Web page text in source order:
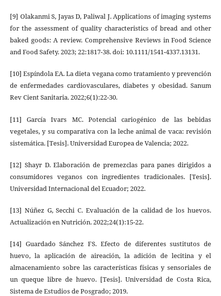
[9] Olakanmi S, Jayas D, Paliwal J. Applications of imaging systems
for the assessment of quality characteristics of bread and other
baked goods: A review. Comprehensive Reviews in Food Science
and Food Safety. 2023; 22:1817-38. doi: 10.1111/1541-4337.13131.
[10] Espíndola EA. La dieta vegana como tratamiento y prevención
de enfermedades cardiovasculares, diabetes y obesidad. Sanum
Rev Cient Sanitaria. 2022;6(1):22-30.
[11] García Ivars MC. Potencial cariogénico de las bebidas
vegetales, y su comparativa con la leche animal de vaca: revisión
sistemática. [Tesis]. Universidad Europea de Valencia; 2022.
[12] Shayr D. Elaboración de premezclas para panes dirigidos a
consumidores veganos con ingredientes tradicionales. [Tesis].
Universidad Internacional del Ecuador; 2022.
[13] Núñez G, Secchi C. Evaluación de la calidad de los huevos.
Actualización en Nutrición. 2022;24(1):15-22.
[14] Guardado Sánchez FS. Efecto de diferentes sustitutos de
huevo, la aplicación de aireación, la adición de lecitina y el
almacenamiento sobre las características físicas y sensoriales de
un queque libre de huevo. [Tesis]. Universidad de Costa Rica,
Sistema de Estudios de Posgrado; 2019.